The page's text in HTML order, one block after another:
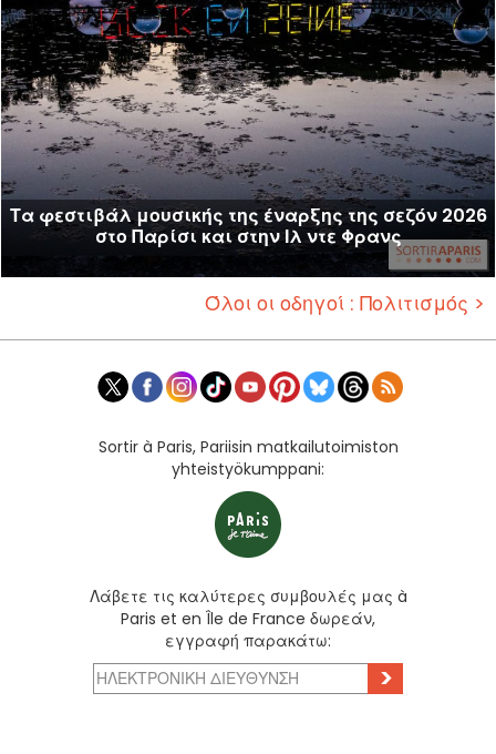
Τα φεστιβάλ μουσικής της έναρξης της σεζόν 2026
στο Παρίσι και στην Ιλ ντε Φρανς
Όλοι οι οδηγοί : Πολιτισμός >
Sortir à Paris, Pariisin matkailutoimiston
yhteistyökumppani:
Λάβετε τις καλύτερες συμβουλές μας à
Paris et en Île de France δωρεάν,
εγγραφή παρακάτω:
>